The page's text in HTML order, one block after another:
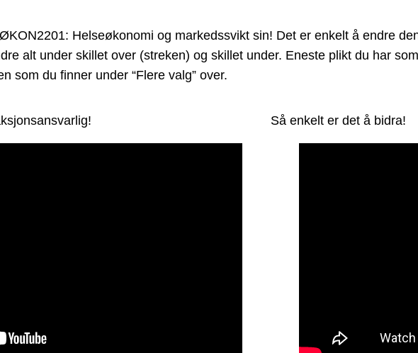
Helseøkonomi og markedssvikt sin! Det er enkelt å endre
alt under skillet over (streken) og skillet under. Eneste plikt du har
som du finner under “Flere valg” over.
Så enkelt er det å bidra!